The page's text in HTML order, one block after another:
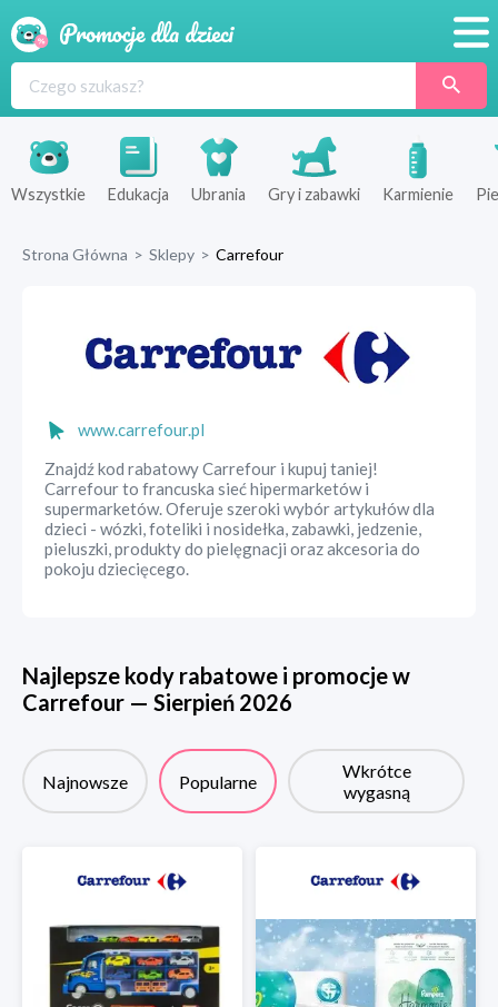
Produkty
Sklepy
Wszystkie Edukacja Ubrania Gry i zabawki Karmienie
Strona Główna > Sklepy > Carrefour
www.carrefour.pl
Znajdź kod rabatowy Carrefour i kupuj taniej!
Carrefour to francuska sieć hipermarketów i
supermarketów. Oferuje szeroki wybór artykułów dla
dzieci - wózki, foteliki i nosidełka, zabawki, jedzenie,
pieluszki, produkty do pielęgnacji oraz akcesoria do
pokoju dziecięcego.
Najlepsze kody rabatowe i promocje w
Carrefour — Sierpień 2026
Najnowsze Popularne
Wkrótce
wygasną